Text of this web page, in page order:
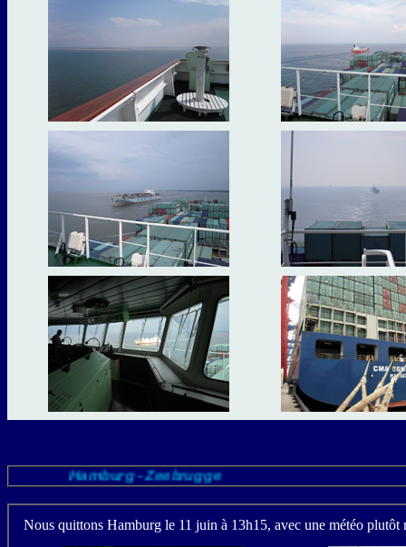
Hamburg - Zeebrugge
Nous quittons Hamburg le 11 juin à 13h15, avec une météo